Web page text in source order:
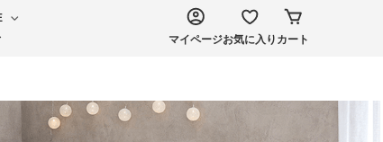
マイページお気に入り カート